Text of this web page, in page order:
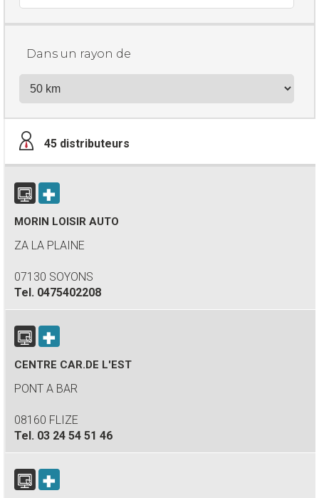
Dans un rayon de
45 distributeurs
MORIN LOISIR AUTO
ZA LA PLAINE
07130 SOYONS
Tel. 0475402208
CENTRE CAR.DE L'EST
PONT A BAR
08160 FLIZE
Tel. 03 24 54 51 46